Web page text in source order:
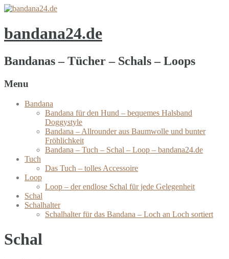
bandana24.de
Bandanas – Tücher – Schals – Loops
Menu
Bandana
Bandana für den Hund – bequemes Halsband
Doggystyle
Bandana – Allrounder aus Baumwolle und bunter
Fröhlichkeit
Bandana – Tuch – Schal – Loop – bandana24.de
Tuch
Das Tuch – tolles Accessoire
Loop
Loop – der endlose Schal für jede Gelegenheit
Schal
Schalhalter
Schalhalter für das Bandana – Loch an Loch sortiert
Schal